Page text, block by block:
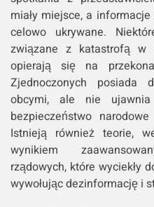
miały miejsce, a
celowo ukrywane​.
związane z katastrofą w
opierają się na
Zjednoczonych
obcymi, ale nie
bezpieczeństwo
Istnieją również teorie,
wynikiem
rządowych, które wyciekły
wywołując dezinformację i